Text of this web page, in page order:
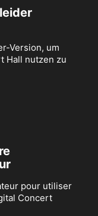
Version, um
Hall nutzen zu
pour utiliser
Concert